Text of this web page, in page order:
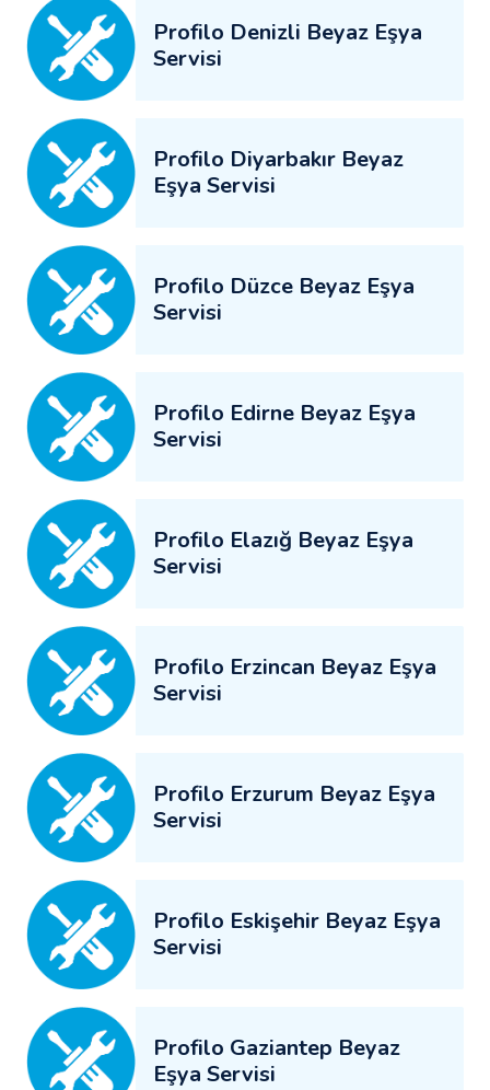
Profilo Denizli Beyaz Eşya
Servisi
Profilo Diyarbakır Beyaz
Eşya Servisi
Profilo Düzce Beyaz Eşya
Servisi
Profilo Edirne Beyaz Eşya
Servisi
Profilo Elazığ Beyaz Eşya
Servisi
Profilo Erzincan Beyaz Eşya
Servisi
Profilo Erzurum Beyaz Eşya
Servisi
Profilo Eskişehir Beyaz Eşya
Servisi
Profilo Gaziantep Beyaz
Eşya Servisi